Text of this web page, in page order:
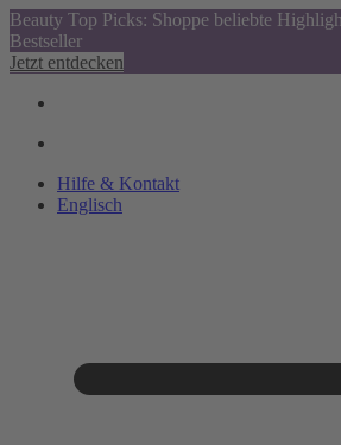
Beauty Top Picks: Shoppe beliebte
Bestseller
Jetzt entdecken
Hilfe & Kontakt
Englisch